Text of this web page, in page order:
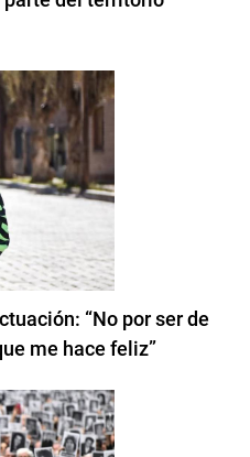
“No por ser de
me hace feliz”